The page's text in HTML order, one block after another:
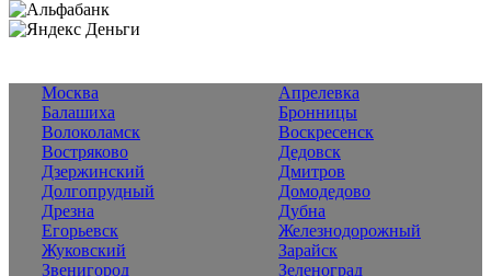
Москва
Апрелевка
Балашиха
Бронницы
Волоколамск
Воскресенск
Востряково
Дедовск
Дзержинский
Дмитров
Долгопрудный
Домодедово
Дрезна
Дубна
Егорьевск
Железнодорожный
Жуковский
Зарайск
Звенигород
Зеленоград